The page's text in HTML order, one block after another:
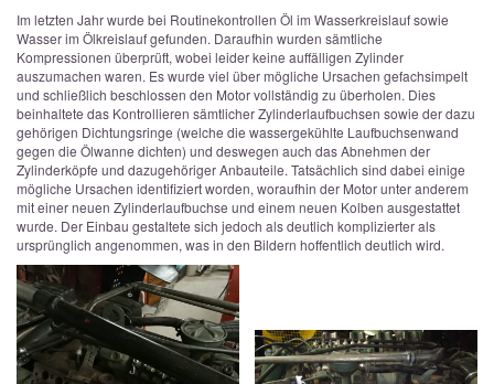
Im letzten Jahr wurde bei Routinekontrollen Öl im Wasserkreislauf sowie
Wasser im Ölkreislauf gefunden. Daraufhin wurden sämtliche
Kompressionen überprüft, wobei leider keine auffälligen Zylinder
auszumachen waren. Es wurde viel über mögliche Ursachen gefachsimpelt
und schließlich beschlossen den Motor vollständig zu überholen. Dies
beinhaltete das Kontrollieren sämtlicher Zylinderlaufbuchsen sowie der dazu
gehörigen Dichtungsringe (welche die wassergekühlte Laufbuchsenwand
gegen die Ölwanne dichten) und deswegen auch das Abnehmen der
Zylinderköpfe und dazugehöriger Anbauteile. Tatsächlich sind dabei einige
mögliche Ursachen identifiziert worden, woraufhin der Motor unter anderem
mit einer neuen Zylinderlaufbuchse und einem neuen Kolben ausgestattet
wurde. Der Einbau gestaltete sich jedoch als deutlich komplizierter als
ursprünglich angenommen, was in den Bildern hoffentlich deutlich wird.